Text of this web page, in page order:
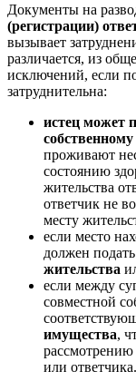
Документы на
(регистрации)
вызывает
различается, из
исключений, если
затруднительна:
истец может
проживают
состоянию
жительства
ответчик не
месту
если место
должен
жительства
если между
совместной
имущества,
рассмотрению
или ответчика.